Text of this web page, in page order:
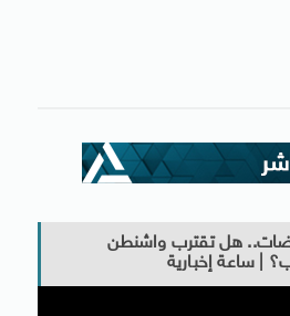
هل تقترب واشنطن
| ساعة إخبارية